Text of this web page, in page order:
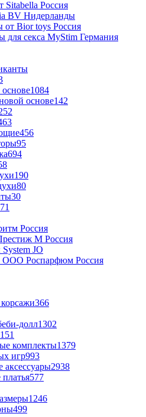
1084
основе142
456
95
694
190
80
30
71
366
долл1302
151
комплекты1379
игр993
аксессуары2938
577
1246
499